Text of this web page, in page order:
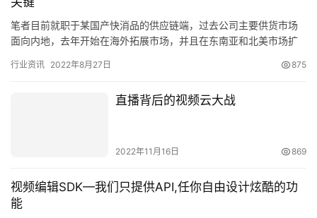
笔者目前就职于某国产快消品的供应链端，过去公司主要供货市场
面向内地，去年开始在海外拓展市场，并且在东南亚和北美市场扩
国际会…
行业资讯 2022年8月27日 875
直播背后的视频云大战
视频编辑SDK—我们只提供API,任你自由设计炫酷的功
能